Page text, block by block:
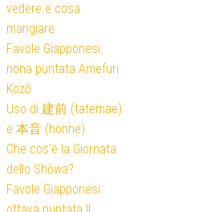
vedere e cosa
mangiare
Favole Giapponesi:
nona puntata Amefuri
Kozō
Uso di 建前 (tatemae)
e 本音 (honne)
Che cos’è la Giornata
dello Shōwa?
Favole Giapponesi: